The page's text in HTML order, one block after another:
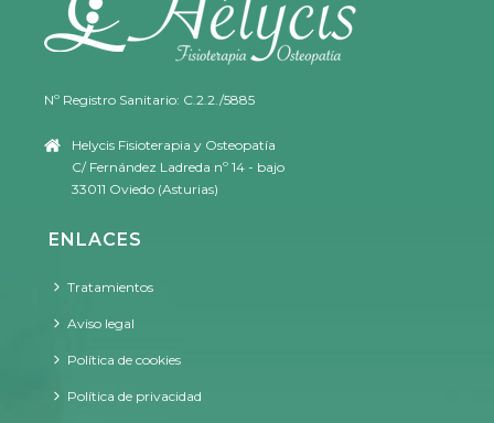
Nº Registro Sanitario: C.2.2./5885
Helycis Fisioterapia y Osteopatía
C/ Fernández Ladreda nº 14 - bajo
33011 Oviedo (Asturias)
ENLACES
Tratamientos
Aviso legal
Política de cookies
Política de privacidad